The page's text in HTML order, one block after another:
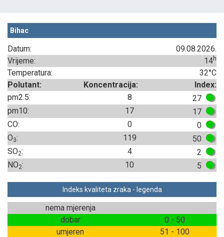
Bihac
Datum:
09.08.2026.
Vrijeme:
14h
Temperatura:
32°C
Polutant:
Koncentracija:
Index:
pm2.5:
8
27
pm10:
17
17
CO:
0
0
O3: 119
50
SO2: 4
2
NO2: 10 5
Indeks kvaliteta zraka - legenda
nema mjerenja
dobar
0 - 50
umjeren
51 - 100